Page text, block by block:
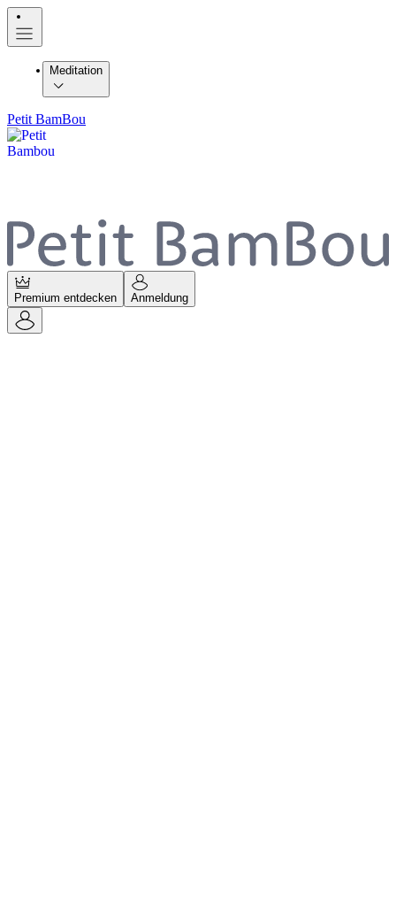
Meditation
Petit BamBou
Premium entdecken Anmeldung